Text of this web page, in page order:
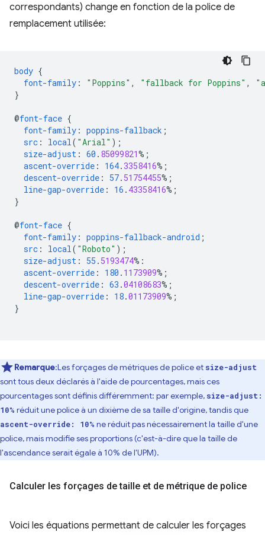
correspondants) change en fonction de la police de
remplacement utilisée:
body {
font-family : "Poppins" , "fallback for Poppins" ,
}
@font-face {
font-family : poppins-fallback ;
src : local ( "Arial" );
size-adjust : 60 . 85099821%;
ascent-override : 164. 3358416%;
descent-override : 57. 51754455%;
line-gap-override : 16 . 43358416%;
}
@font-face {
font-family : poppins-fallback-android ;
src : local ( "Roboto" );
size-adjust : 55 . 5193474%:
ascent-override : 180 . 1173909%;
descent-override : 63 .04108683%;
line-gap-override : 18.01173909%;
}
Remarque:Les forçages de métriques de police et size-adjust
sont tous deux déclarés à l'aide de pourcentages, mais ces
pourcentages sont définis différemment: par exemple, size-adjust:
10% réduit une police à un dixième de sa taille d'origine, tandis que
ascent-override: 10% ne réduit pas nécessairement la taille d'une
police, mais modifie ses proportions (c'est-à-dire que la taille de
l'ascendance serait égale à 10% de l'UPM).
Calculer les forçages de taille et de métrique de police
Voici les équations permettant de calculer les forçages